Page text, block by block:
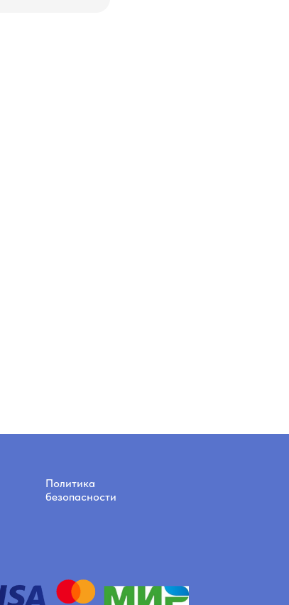
Политика
безопасности